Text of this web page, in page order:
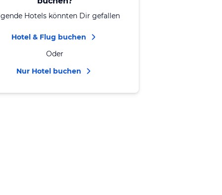
Hotels könnten Dir gefallen
Hotel & Flug buchen
Oder
Nur Hotel buchen